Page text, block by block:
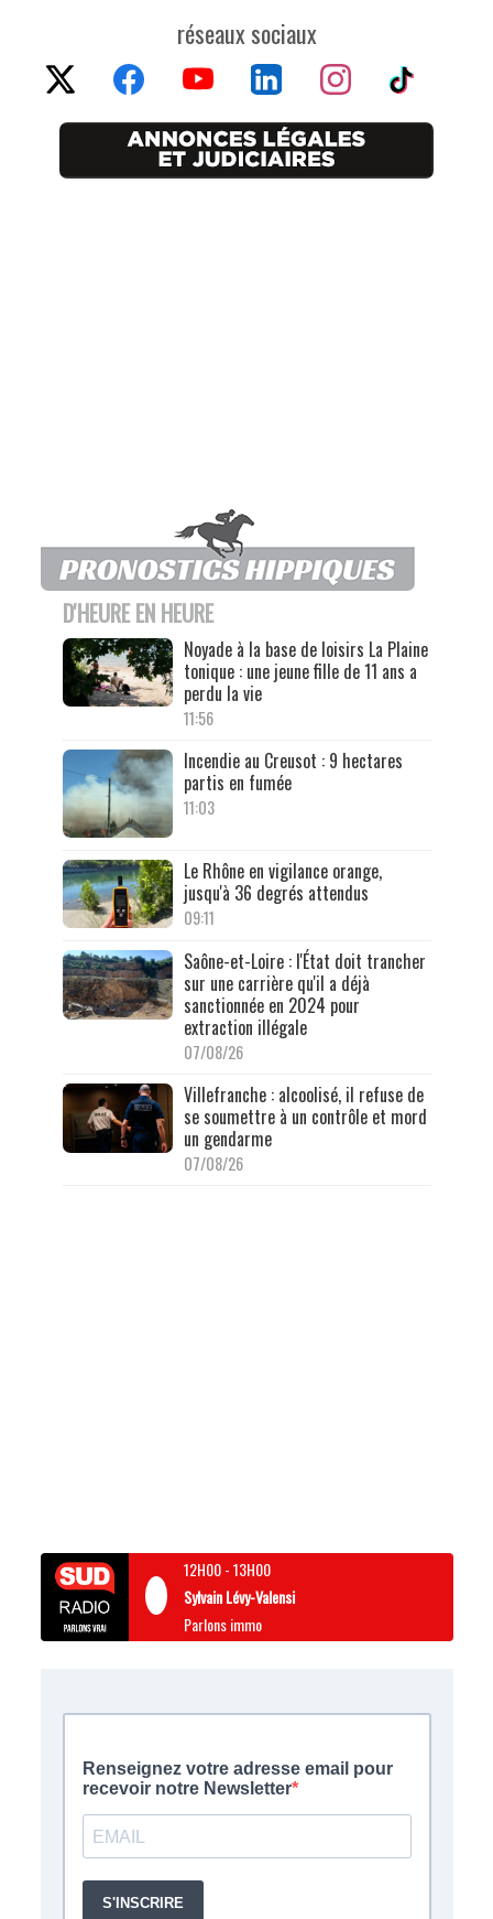
réseaux sociaux
D'HEURE EN HEURE
Noyade à la base de loisirs La Plaine
tonique : une jeune fille de 11 ans a
perdu la vie
11:56
Incendie au Creusot : 9 hectares
partis en fumée
11:03
Le Rhône en vigilance orange,
jusqu'à 36 degrés attendus
09:11
Saône-et-Loire : l'État doit trancher
sur une carrière qu'il a déjà
sanctionnée en 2024 pour
extraction illégale
07/08/26
Villefranche : alcoolisé, il refuse de
se soumettre à un contrôle et mord
un gendarme
07/08/26
12H00-13H00
Sylvain Lévy-Valensi
Parlons immo